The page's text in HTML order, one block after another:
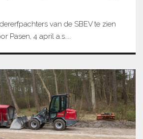
van de SBEV te zien
Pasen, 4 april a.s....